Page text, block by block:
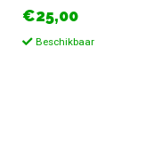
€25,00
Beschikbaar